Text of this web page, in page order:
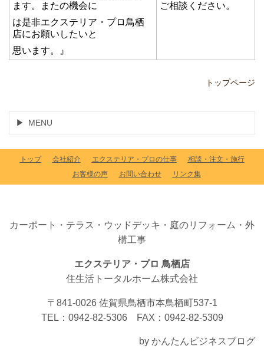
ます。またの機会に
は是非エクステリア・プロ鳥栖
店にお願いしたいと
思います。』
ご相談ください。
トップページ
MENU
トップ 会社紹介 エクステリア・プロの仕事
相談・注文・施行
お客様の声
お問い合わせ リンク集
カーポート・テラス・ウッドデッキ・庭のリフォーム・外
構工事
エクステリア・プロ 鳥栖店
住生活トータルホーム株式会社
〒841-0026 佐賀県鳥栖市本鳥栖町537-1
TEL：0942-82-5306 FAX：0942-82-5309
by かんたんビジネスブログ